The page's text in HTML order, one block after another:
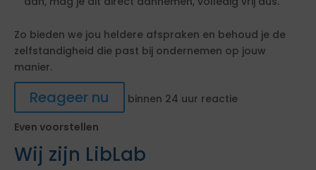
Zo bieden we jou heldere afspraken en behoud je de
zelfstandigheid die past bij ondernemen op jouw
manier.
Reageer nu
binnen 24 uur reactie
Even voorstellen
Wij zijn LibLab